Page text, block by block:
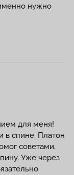
именно нужно
для меня!
в спине. Платон
советами,
Уже через